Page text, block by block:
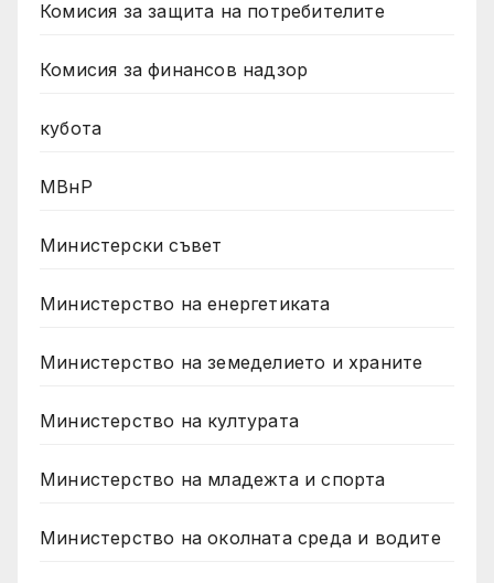
Комисия за защита на потребителите
Комисия за финансов надзор
кубота
МВнР
Министерски съвет
Министерство на енергетиката
Министерство на земеделието и храните
Министерство на културата
Министерство на младежта и спорта
Министерство на околната среда и водите